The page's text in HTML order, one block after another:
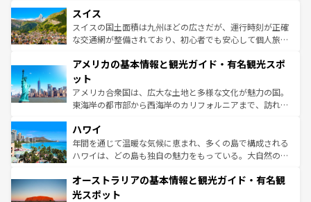
を参照してほしい。
は、お酒好きな人にはぜひ体験してほしい。 なお、新着の
ドイツ情報はコンテンツ一覧を参照してほしい。
リアごとに異なる魅力がある。また、優雅なアフタヌーン
ティー、ビール好きにはたまらない英国パブ、サッカー観
戦など、本場だからこそできる体験も豊富。イギリスを旅
ンツ一覧を参照してほしい。
スイス
スイスの国土面積は九州ほどの広さだが、運行時刻が正確
な交通網が整備されており、初心者でも安心して個人旅行
の建物がそのまま残る町や、スイスならではのユニークな
博物館もあり、アルプス観光だけでなく町歩きも満喫する
ことができる。国民の所得が高いため物価も高いが、旅行
者向けの交通パス提供のサービスもあり、うまく活用すれ
着のスイス情報は
アメリカの基本情報と観光ガイド・有名観光スポ
ット
アメリカ合衆国は、広大な土地と多様な文化が魅力の国。
東海岸の都市部から西海岸のカリフォルニアまで、訪れる
のような巨大都市は、観光、ショッピング、エンターテイ
ンメントが詰まった刺激的なスポットだ。一方、アメリカ
西部には大自然が広がり、グランドキャニオンやイエロー
部のニューオーリンズでは、音楽と美食が融合した独特の
文化が魅力。旅行者はアメリカの各地域で異なる魅力を楽
ハワイ
年間を通じて温暖な気候に恵まれ、多くの島で構成される
ハワイは、どの島も独自の魅力をもっている。大自然の神
ワイ島は見逃せない。また、定番の観光地といえばオアフ
島だが、静かな自然を求めるならマウイ島やカウアイ島が
オーストラリアの基本情報と観光ガイド・有名観
光スポット